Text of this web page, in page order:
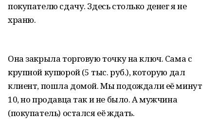
покупателю сдачу. Здесь столько денег я не
храню.
Она закрыла торговую точку на ключ. Сама с
крупной купюрой (5 тыс. руб.), которую дал
клиент, пошла домой. Мы подождали её минут
10, но продавца так и не было. А мужчина
(покупатель) остался её ждать.